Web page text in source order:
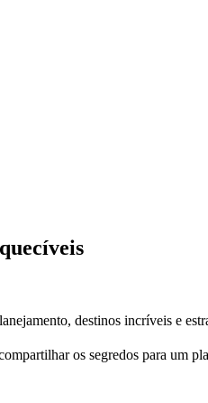
destinos incríveis e
os segredos para um